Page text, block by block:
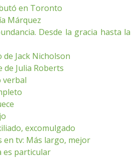
en Toronto
Márquez
Desde la gracia hasta la
Jack Nicholson
de Julia Roberts
verbal
excomulgado
en tv: Más largo, mejor
es particular